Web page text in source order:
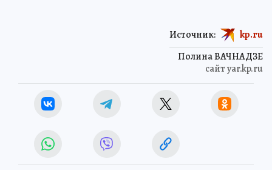
Полина ВАЧНАДЗЕ
сайт yar.kp.ru
Источник: kp.ru